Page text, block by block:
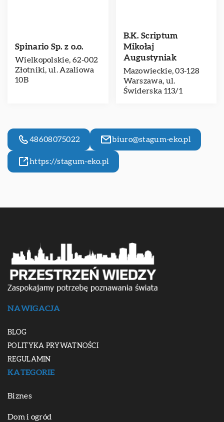
Spinario Sp. z o.o.
Wielkopolskie, 62-002
Złotniki, ul. Azaliowa
10B
B.K. Scriptum
Mikołaj
Augustyniak
Mazowieckie, 03-128
Warszawa, ul.
Świderska 113/1
48608075022 biuro@stagum-eko.pl
https://stagum-eko.pl
NAWIGACJA
BLOG
POLITYKA PRYWATNOŚCI
REGULAMIN
KATEGORIE
Biznes
Dom i ogród